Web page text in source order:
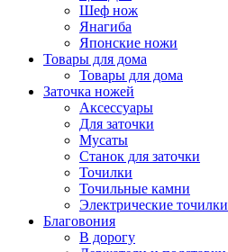
Шеф нож
Янагиба
Японские ножи
Товары для дома
Товары для дома
Заточка ножей
Аксессуары
Для заточки
Мусаты
Станок для заточки
Точилки
Точильные камни
Электрические точилки
Благовония
В дорогу